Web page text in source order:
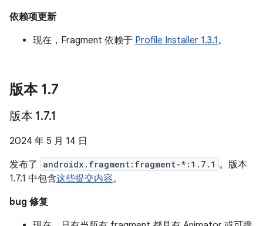
依赖项更新
现在，Fragment 依赖于 Profile Installer 1.3.1。
版本 1.7
版本 1.7.1
2024 年 5 月 14 日
发布了
androidx.fragment:fragment-*:1.7.1 。版本
1.7.1 中包含这些提交内容。
bug 修复